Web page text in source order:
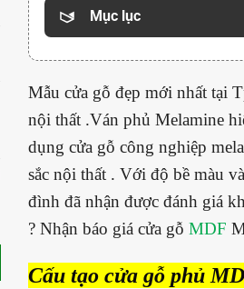
Mục lục
Mẫu cửa gỗ đẹp mới nhất tại
nội thất .Ván phủ Melamine
dụng cửa gỗ công nghiệp
sắc nội thất . Với độ bề màu
đình đã nhận được đánh giá
? Nhận báo giá cửa gỗ MDF
Cấu tạo cửa gỗ phủ